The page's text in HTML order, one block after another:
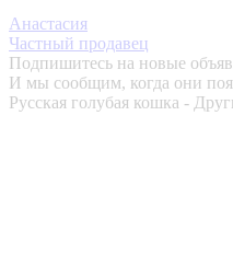
Анастасия
Частный продавец
Подпишитесь на новые
И мы сообщим, когда они
Русская голубая кошка -